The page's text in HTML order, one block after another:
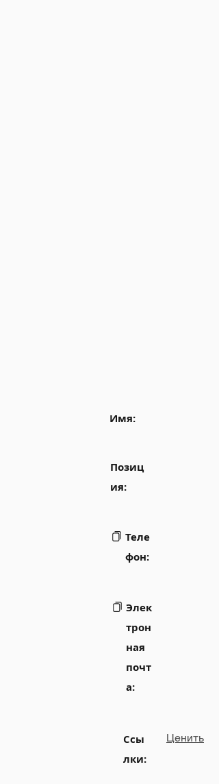
Имя:
Позиц
ия:
Теле
фон:
Элек
трон
ная
почт
а:
Ссы
лки:
Ценить